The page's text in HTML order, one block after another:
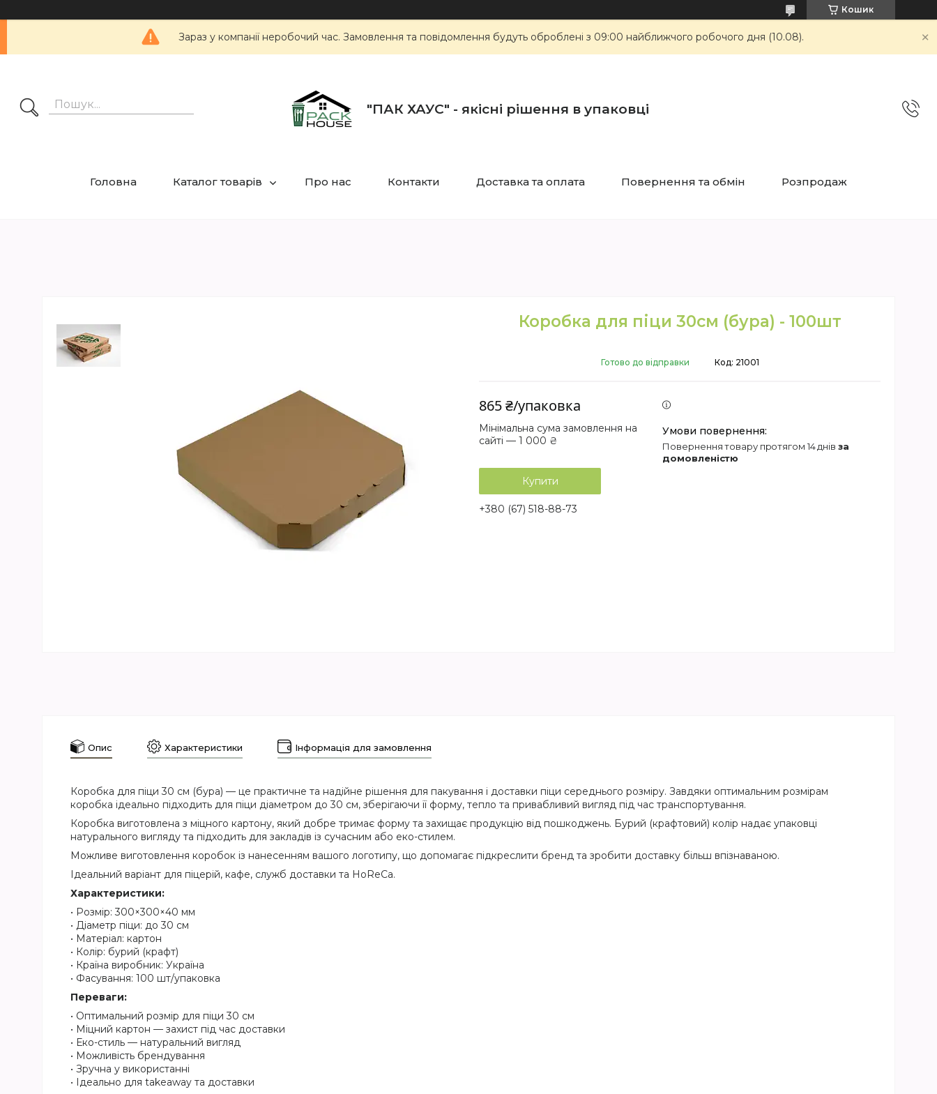
Кошик
Зараз у компанії неробочий час. Замовлення та повідомлення будуть оброблені з 09:00 найближчого робочого дня (10.08).
"ПАК ХАУС" - якісні рішення в упаковці
Головна Каталог товарів Про нас Контакти Доставка та оплата Повернення та обмін Розпродаж
Коробка для піци 30см (бура) - 100шт
Готово до відправки Код: 21001
865 ₴/упаковка
Мінімальна сума замовлення на
сайті — 1 000 ₴
Купити
+380 (67) 518-88-73
повернення товару протягом 14 днів за
домовленістю
Опис Характеристики Інформація для замовлення
Коробка для піци 30 см (бура) — це практичне та надійне рішення для пакування і доставки піци середнього розміру. Завдяки оптимальним розмірам
коробка ідеально підходить для піци діаметром до 30 см, зберігаючи її форму, тепло та привабливий вигляд під час транспортування.
Коробка виготовлена з міцного картону, який добре тримає форму та захищає продукцію від пошкоджень. Бурий (крафтовий) колір надає упаковці
натурального вигляду та підходить для закладів із сучасним або еко-стилем.
Можливе виготовлення коробок із нанесенням вашого логотипу, що допомагає підкреслити бренд та зробити доставку більш впізнаваною.
Ідеальний варіант для піцерій, кафе, служб доставки та HoReCa.
Характеристики:
• Розмір: 300×300×40 мм
• Діаметр піци: до 30 см
• Матеріал: картон
• Колір: бурий (крафт)
• Країна виробник: Україна
• Фасування: 100 шт/упаковка
Переваги:
• Оптимальний розмір для піци 30 см
• Міцний картон — захист під час доставки
• Еко-стиль — натуральний вигляд
• Можливість брендування
• Зручна у використанні
• Ідеально для takeaway та доставки